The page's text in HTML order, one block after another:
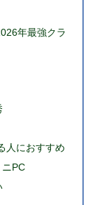
年最強クラ
人におすすめ
PC